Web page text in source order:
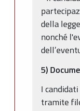
della
nonché
5)
I
tramite